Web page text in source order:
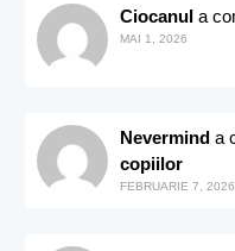
Ciocanul a
MAI 1, 2026
Nevermind a
copiilor
FEBRUARIE 7, 2026